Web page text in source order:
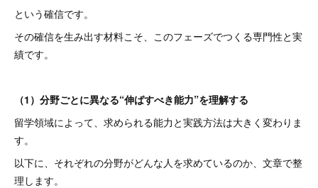
という確信です。
その確信を生み出す材料こそ、このフェーズでつくる専門性と実
績です。
（1）分野ごとに異なる“伸ばすべき能力”を理解する
留学領域によって、求められる能力と実践方法は大きく変わりま
す。
以下に、それぞれの分野がどんな人を求めているのか、文章で整
理します。